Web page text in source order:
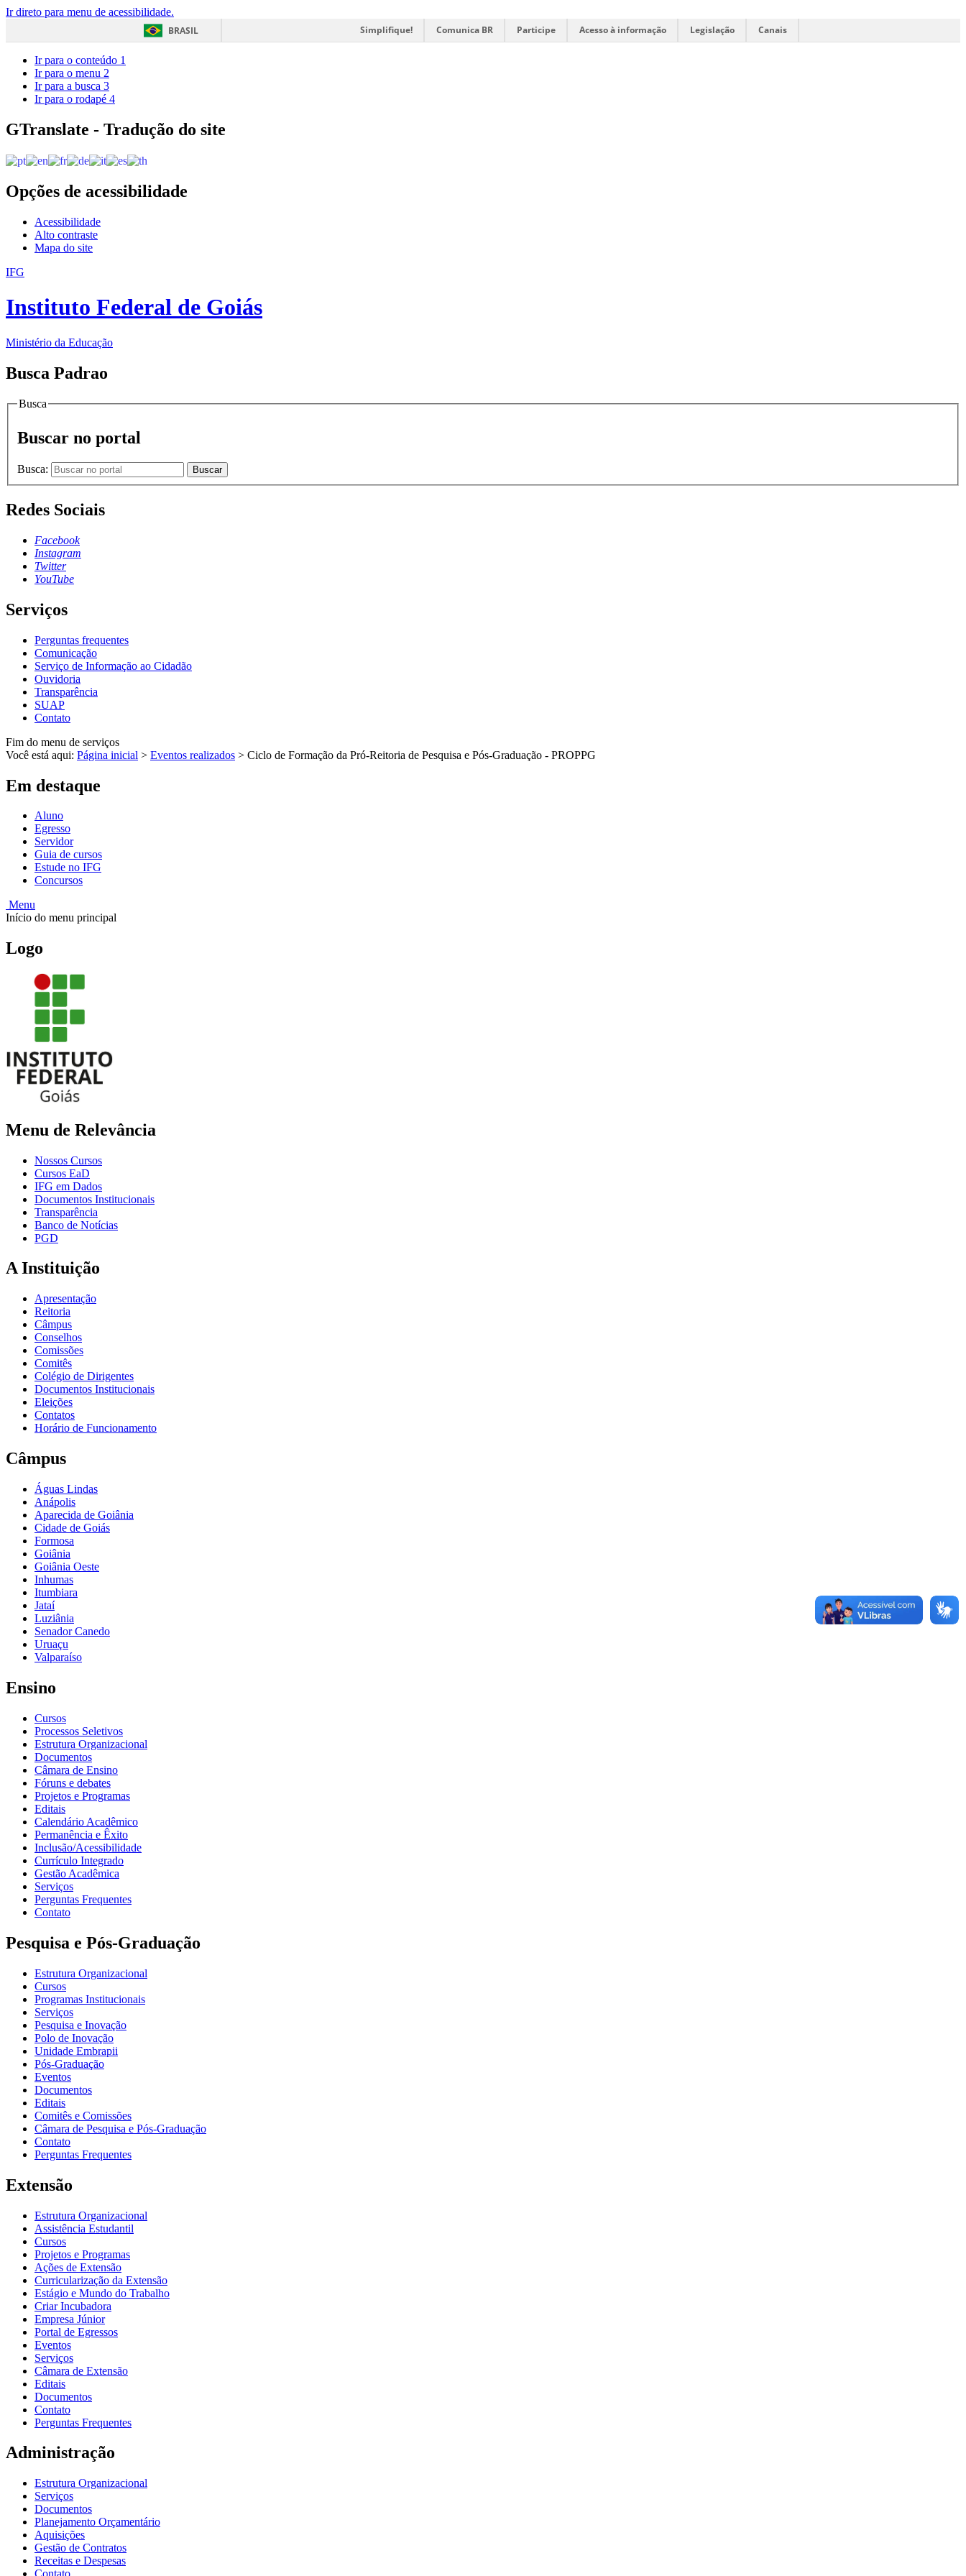
Ir direto para menu de acessibilidade.
BRASIL
Simplifique! Comunica BR Participe Acesso à informação Legislação Canais
Ir para o conteúdo 1
Ir para o menu 2
Ir para a busca 3
Ir para o rodapé 4
GTranslate - Tradução do site
Opções de acessibilidade
Acessibilidade
Alto contraste
Mapa do site
IFG
Instituto Federal de Goiás
Ministério da Educação
Busca Padrao
Busca
Buscar no portal
Busca: Buscar
Redes Sociais
Facebook
Instagram
Twitter
YouTube
Serviços
Perguntas frequentes
Comunicação
Serviço de Informação ao Cidadão
Ouvidoria
Transparência
SUAP
Contato
Fim do menu de serviços
Você está aqui: Página inicial > Eventos realizados > Ciclo de Formação da Pró-Reitoria de Pesquisa e Pós-Graduação - PROPPG
Em destaque
Aluno
Egresso
Servidor
Guia de cursos
Estude no IFG
Concursos
Menu
Início do menu principal
Logo
Menu de Relevância
Nossos Cursos
Cursos EaD
IFG em Dados
Documentos Institucionais
Transparência
Banco de Notícias
PGD
A Instituição
Apresentação
Reitoria
Câmpus
Conselhos
Comissões
Comitês
Colégio de Dirigentes
Documentos Institucionais
Eleições
Contatos
Horário de Funcionamento
Câmpus
Águas Lindas
Anápolis
Aparecida de Goiânia
Cidade de Goiás
Formosa
Goiânia
Goiânia Oeste
Inhumas
Itumbiara
Jataí
Luziânia
Senador Canedo
Uruaçu
Valparaíso
Ensino
Cursos
Processos Seletivos
Estrutura Organizacional
Documentos
Câmara de Ensino
Fóruns e debates
Projetos e Programas
Editais
Calendário Acadêmico
Permanência e Êxito
Inclusão/Acessibilidade
Currículo Integrado
Gestão Acadêmica
Serviços
Perguntas Frequentes
Contato
Pesquisa e Pós-Graduação
Estrutura Organizacional
Cursos
Programas Institucionais
Serviços
Pesquisa e Inovação
Polo de Inovação
Unidade Embrapii
Pós-Graduação
Eventos
Documentos
Editais
Comitês e Comissões
Câmara de Pesquisa e Pós-Graduação
Contato
Perguntas Frequentes
Extensão
Estrutura Organizacional
Assistência Estudantil
Cursos
Projetos e Programas
Ações de Extensão
Curricularização da Extensão
Estágio e Mundo do Trabalho
Criar Incubadora
Empresa Júnior
Portal de Egressos
Eventos
Serviços
Câmara de Extensão
Editais
Documentos
Contato
Perguntas Frequentes
Administração
Estrutura Organizacional
Serviços
Documentos
Planejamento Orçamentário
Aquisições
Gestão de Contratos
Receitas e Despesas